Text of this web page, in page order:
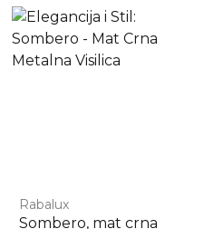
Rabalux
Sombero, mat crna